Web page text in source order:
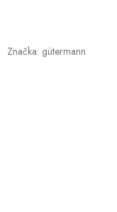
Značka: gütermann